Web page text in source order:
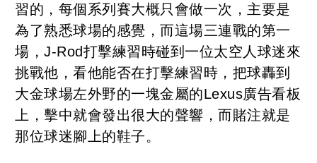
習的，每個系列賽大概只會做一次，主要是
為了熟悉球場的感覺，而這場三連戰的第一
場，J-Rod打擊練習時碰到一位太空人球迷來
挑戰他，看他能否在打擊練習時，把球轟到
大金球場左外野的一塊金屬的Lexus廣告看板
上，擊中就會發出很大的聲響，而賭注就是
那位球迷腳上的鞋子。